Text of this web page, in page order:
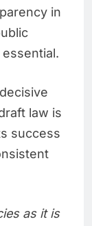
in
law is
success
as it is